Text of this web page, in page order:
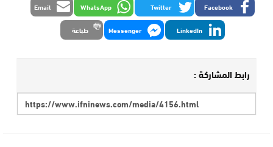
Facebook
Twitter
WhatsApp
Email
LinkedIn
Messenger طباعة
رابط المشاركة :